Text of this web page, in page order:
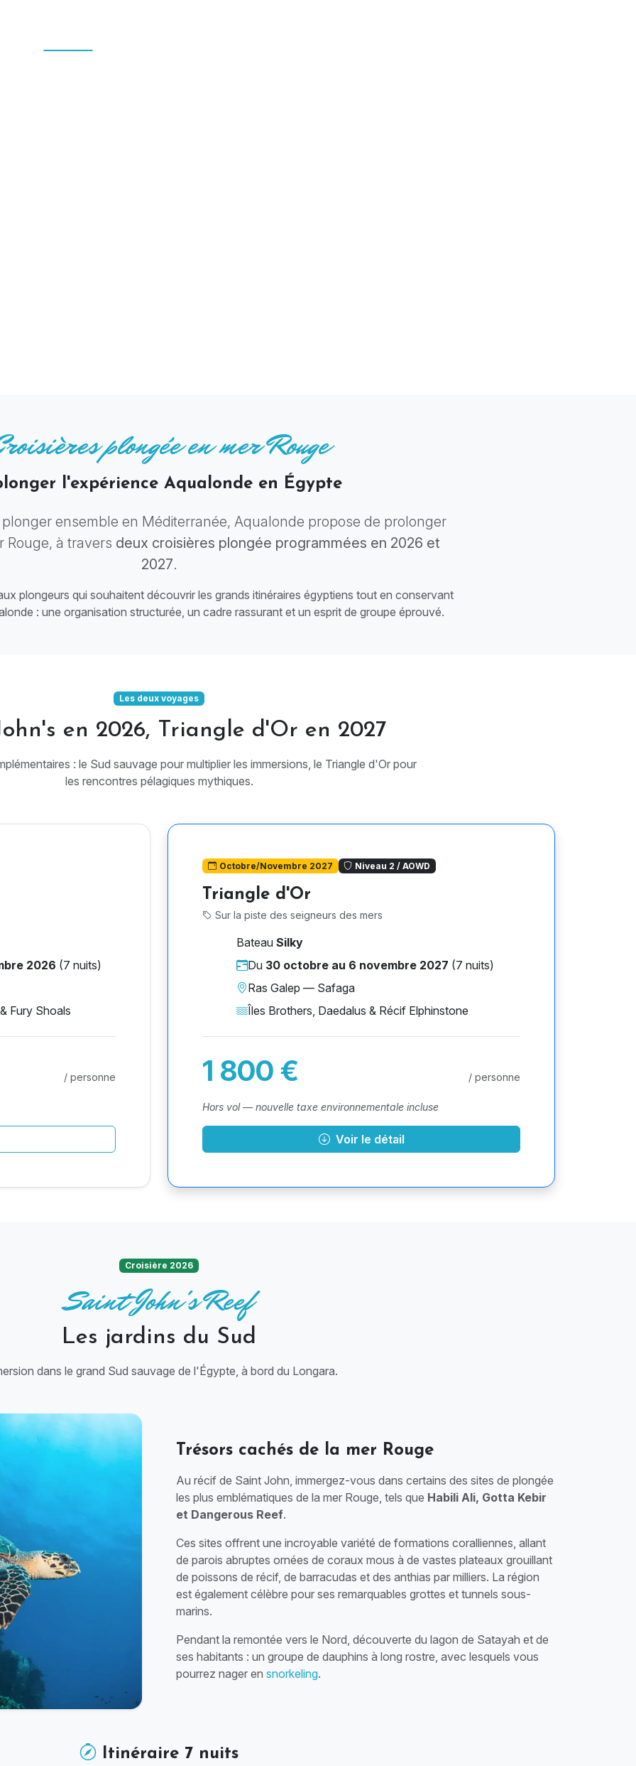
plongée en mer Rouge
l'expérience Aqualonde en Égypte
ensemble en Méditerranée, Aqualonde propose de prolonger
Rouge, à travers deux croisières plongée programmées en 2026 et
2027.
plongeurs qui souhaitent découvrir les grands itinéraires égyptiens tout en conservant
: une organisation structurée, un cadre rassurant et un esprit de groupe éprouvé.
Les deux voyages
en 2026, Triangle d'Or en 2027
: le Sud sauvage pour multiplier les immersions, le Triangle d'Or pour
les rencontres pélagiques mythiques.
2026 (7 nuits)
Fury Shoals
/ personne
Octobre/Novembre 2027 Niveau 2 / AOWD
Triangle d'Or
Sur la piste des seigneurs des mers
Bateau Silky
Du 30 octobre au 6 novembre 2027 (7 nuits)
Ras Galep — Safaga
Îles Brothers, Daedalus & Récif Elphinstone
1 800 € / personne
Hors vol — nouvelle taxe environnementale incluse
Voir le détail
Croisière 2026
Saint John's Reef
Les jardins du Sud
dans le grand Sud sauvage de l'Égypte, à bord du Longara.
Trésors cachés de la mer Rouge
Au récif de Saint John, immergez-vous dans certains des sites de plongée
les plus emblématiques de la mer Rouge, tels que Habili Ali, Gotta Kebir
et Dangerous Reef.
Ces sites offrent une incroyable variété de formations coralliennes, allant
de parois abruptes ornées de coraux mous à de vastes plateaux grouillant
de poissons de récif, de barracudas et des anthias par milliers. La région
est également célèbre pour ses remarquables grottes et tunnels sous-
marins.
Pendant la remontée vers le Nord, découverte du lagon de Satayah et de
ses habitants : un groupe de dauphins à long rostre, avec lesquels vous
pourrez nager en snorkeling.
Itinéraire 7 nuits